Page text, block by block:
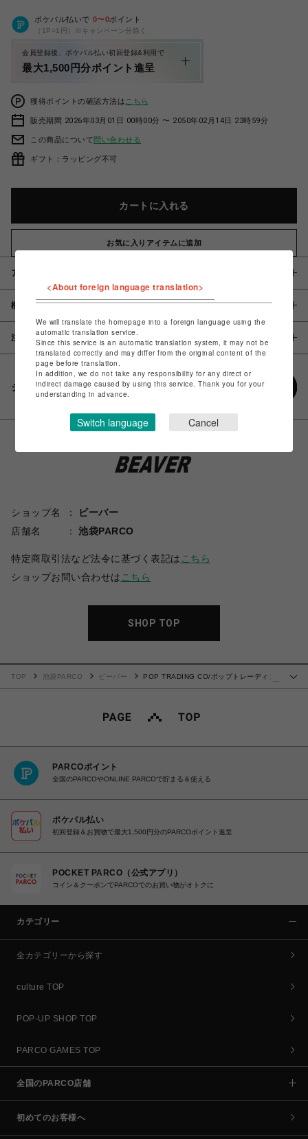
ポケパル払いで 0〜0ポイント
（1P=1円）※キャンペーン分除く
会員登録後、ポケパル払い初回登録&利用で
最大1,500円分ポイント進呈
獲得ポイントの確認方法は こちら
販売期間 2026年03月01日 00時00分 〜 2050年02月14日 23時59分
この商品について問い合わせる
ギフト：ラッピング不可
カートに入れる
お気に入りアイテムに追加
アイテム説明 / 素材
概要
注意事項
シェアする
ショップ名
ビーバー
店舗名
池袋PARCO
特定商取引法など法令に基づく表記は こちら
ショップお問い合わせは こちら
SHOP TOP
TOP 池袋PARCO ビーバー
POP TRADING CO/ポップトレーディン
PARCOポイント
全国のPARCOやONLINE PARCOで貯まる＆使える
ポケパル払い
初回登録＆お買物で最大1,500円分のPARCOポイント進呈
POCKET PARCO（公式アプリ）
コイン＆クーポンでPARCOでのお買い物がオトクに
カテゴリー
全カテゴリーから探す
culture TOP
POP-UP SHOP TOP
PARCO GAMES TOP
全国のPARCO店舗
初めてのお客様へ
<About foreign language translation>
We will translate the homepage into a foreign language using the
automatic translation service.
Since this service is an automatic translation system, it may not be
translated correctly and may differ from the original content of the
page before translation.
In addition, we do not take any responsibility for any direct or
indirect damage caused by using this service. Thank you for your
understanding in advance.
Switch language Cancel